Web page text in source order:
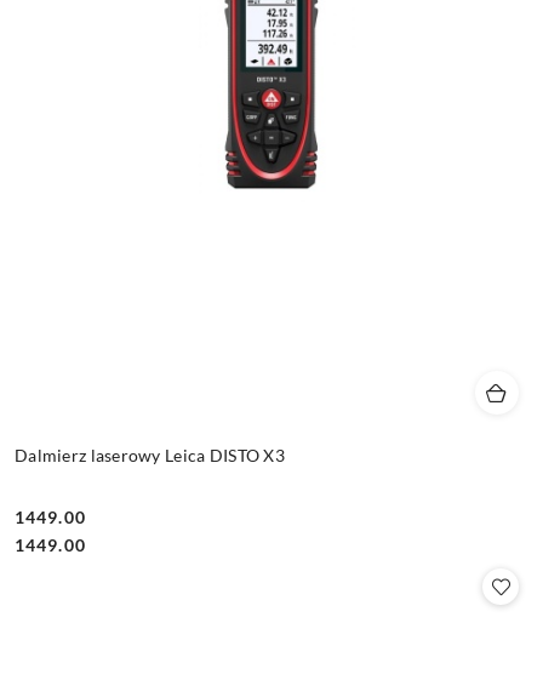
Dalmierz laserowy Leica DISTO X3
Cena:
1449.00
Cena:
1449.00